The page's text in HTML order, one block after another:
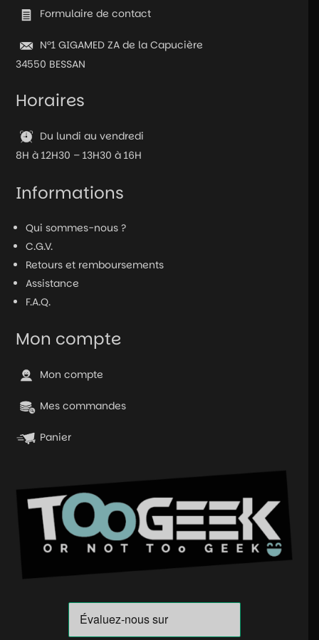
Formulaire de contact
N°1 GIGAMED ZA de la Capucière
34550 BESSAN
Horaires
Du lundi au vendredi
8H à 12H30 – 13H30 à 16H
Informations
Qui sommes-nous ?
C.G.V.
Retours et remboursements
Assistance
F.A.Q.
Mon compte
Mon compte
Mes commandes
Panier